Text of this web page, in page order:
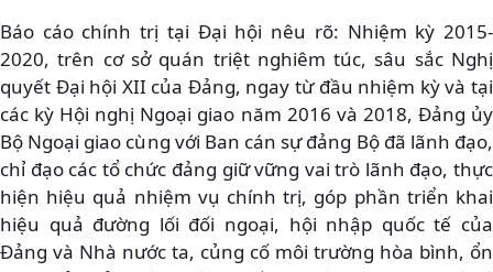
Báo cáo chính trị tại Đại hội nêu rõ: Nhiệm kỳ 2015-
2020, trên cơ sở quán triệt nghiêm túc, sâu sắc Nghị
quyết Đại hội XII của Đảng, ngay từ đầu nhiệm kỳ và tại
các kỳ Hội nghị Ngoại giao năm 2016 và 2018, Đảng ủy
Bộ Ngoại giao cùng với Ban cán sự đảng Bộ đã lãnh đạo,
chỉ đạo các tổ chức đảng giữ vững vai trò lãnh đạo, thực
hiện hiệu quả nhiệm vụ chính trị, góp phần triển khai
hiệu quả đường lối đối ngoại, hội nhập quốc tế của
Đảng và Nhà nước ta, củng cố môi trường hòa bình, ổn